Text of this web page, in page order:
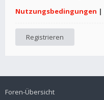
Nutzungsbedingungen |
Registrieren
Foren-Übersicht